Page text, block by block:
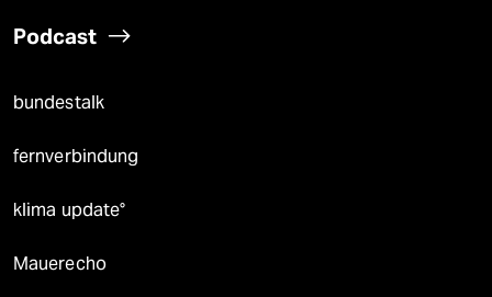
Podcast
bundestalk
fernverbindung
klima update°
Mauerecho